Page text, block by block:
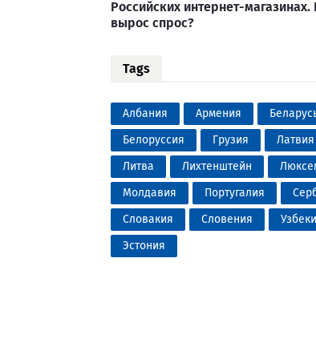
Российских интернет-магазинах.
вырос спрос?
Tags
Албания Армения
Белоруссия
Грузия
Латвия
Литва
Лихтенштейн
Молдавия
Португалия
Словакия
Словения
Эстония